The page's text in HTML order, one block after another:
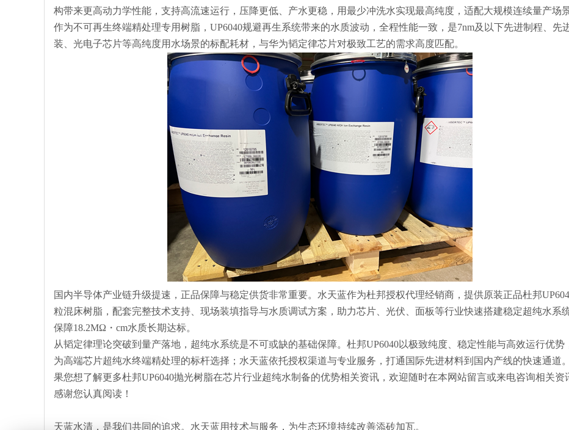
构带来更高动力学性能，支持高流速运行，压降更低、产水更稳，用最少冲洗水实现最高纯度，适配大规模连续量产场景
作为不可再生终端精处理专用树脂，UP6040规避再生系统带来的水质波动，全程性能一致，是7nm及以下先进制程、先
装、光电子芯片等高纯度用水场景的标配耗材，与华为韬定律芯片对极致工艺的需求高度匹配。
国内半导体产业链升级提速，正品保障与稳定供货非常重要。水天蓝作为杜邦授权代理经销商，提供原装正品杜邦
粒混床树脂，配套完整技术支持、现场装填指导与水质调试方案，助力芯片、光伏、面板等行业快速搭建稳定超纯水系统
保障18.2MΩ・cm水质长期达标。
从韬定律理论突破到量产落地，超纯水系统是不可或缺的基础保障。杜邦UP6040以极致纯度、稳定性能与高效运行优势
为高端芯片超纯水终端精处理的标杆选择；水天蓝依托授权渠道与专业服务，打通国际先进材料到国内产线的快速通道
果您想了解更多杜邦UP6040抛光树脂在芯片行业超纯水制备的优势相关资讯，欢迎随时在本网站留言或来电咨询相关资
感谢您认真阅读！
天蓝水清，是我们共同的追求。水天蓝用技术与服务，为生态环境持续改善添砖加瓦。